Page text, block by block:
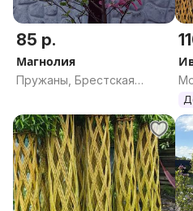
85 р.
Магнолия
Пружаны, Брестская